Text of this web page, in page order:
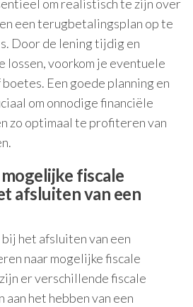
om realistisch te zijn over
een terugbetalingsplan op te
Door de lening tijdig en
lossen, voorkom je eventuele
Een goede planning en
om onnodige financiële
zo optimaal te profiteren van
fiscale
afsluiten van een
het afsluiten van een
naar mogelijke fiscale
er verschillende fiscale
het hebben van een